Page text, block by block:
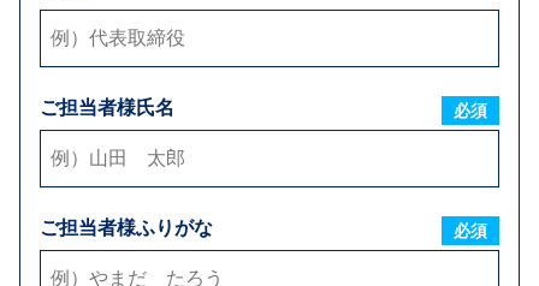
ご担当者様氏名 必須
ご担当者様ふりがな 必須
お支払い条件
締日
毎月
お取引内容